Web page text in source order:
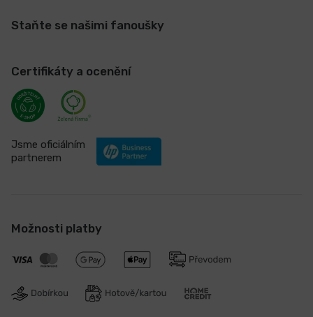
Staňte se našimi fanoušky
Certifikáty a ocenění
Jsme oficiálním
partnerem
Možnosti platby